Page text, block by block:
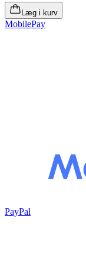
Læg i kurv
MobilePay
PayPal